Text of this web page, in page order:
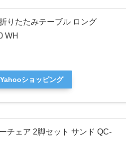
りたたみテーブル ロング
WH
Yahooショッピング
チェア 2脚セット サンド QC-